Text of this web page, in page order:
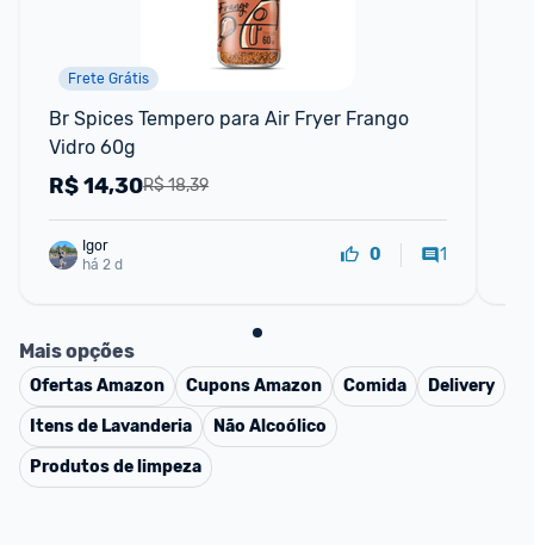
Frete Grátis
Br Spices Tempero para Air Fryer Frango
Vidro 60g
R$ 18,39
R$14,30
Igor
há 2 d
0 1
Mais opções
OfertasAmazon CuponsAmazon Comida
Delivery
Itens de Lavanderia
Não Alcoólico
Produtos de limpeza